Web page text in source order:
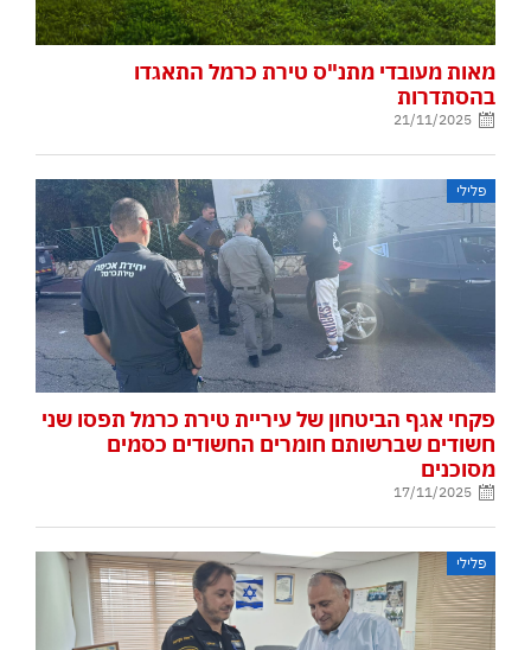
מאות מעובדי מתנ"ס טירת כרמל התאגדו
בהסתדרות
21/11/2025
פלילי
פקחי אגף הביטחון של עיריית טירת כרמל תפסו שני
חשודים שברשותם חומרים החשודים כסמים
מסוכנים
17/11/2025
פלילי